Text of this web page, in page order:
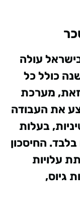
עולה
בשנה כולל כל
זאת, מערכת
את העבודה
בעלות
החיסכון
עלויות
גיוס,